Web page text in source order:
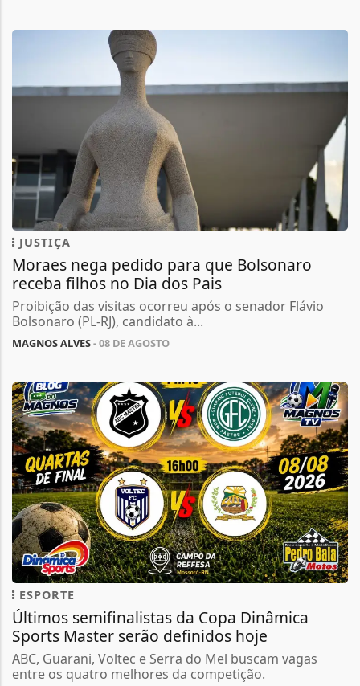
JUSTIÇA
Moraes nega pedido para que Bolsonaro
receba filhos no Dia dos Pais
Proibição das visitas ocorreu após o senador Flávio
Bolsonaro (PL-RJ), candidato à...
MAGNOS ALVES- 08 DE AGOSTO
ESPORTE
Últimos semifinalistas da Copa Dinâmica
Sports Master serão definidos hoje
ABC, Guarani, Voltec e Serra do Mel buscam vagas
entre os quatro melhores da competição.